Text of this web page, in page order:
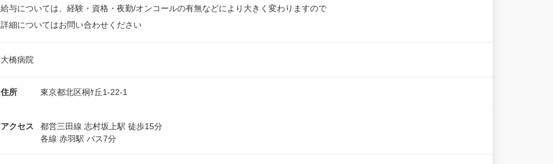
給与については、経験・資格・夜勤/オンコールの有無などにより大きく変わりますので
詳細についてはお問い合わせください
大橋病院
住所 東京都北区桐ｹ丘1-22-1
アクセス
都営三田線 志村坂上駅 徒歩15分
各線 赤羽駅 バス7分